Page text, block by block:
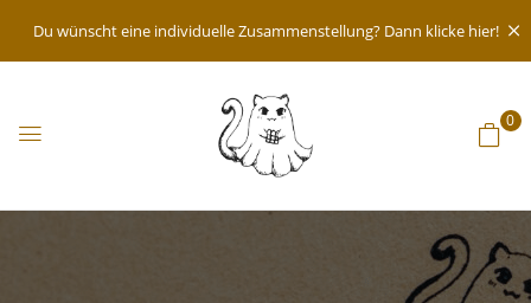
Du wünscht eine individuelle Zusammenstellung? Dann klicke hier!
0